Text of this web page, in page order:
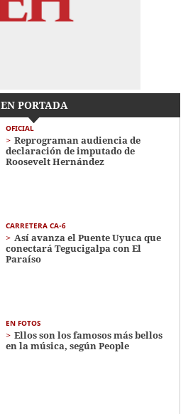
EN PORTADA
OFICIAL
Reprograman audiencia de
declaración de imputado de
Roosevelt Hernández
CARRETERA CA-6
Así avanza el Puente Uyuca que
conectará Tegucigalpa con El
Paraíso
EN FOTOS
Ellos son los famosos más bellos
en la música, según People